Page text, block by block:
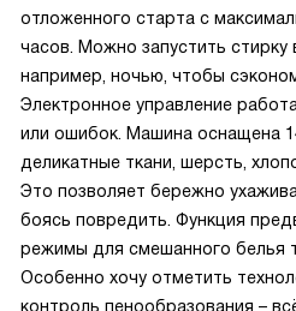
отложенного старта с
часов. Можно запустить стирку
например, ночью, чтобы
Электронное управление
или ошибок. Машина оснащена
деликатные ткани, шерсть,
Это позволяет бережно
боясь повредить. Функция
режимы для смешанного белья
Особенно хочу отметить
контроль пенообразования –